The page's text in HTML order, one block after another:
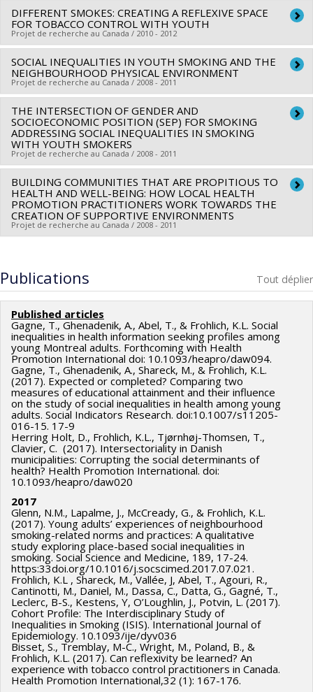
Mark Daniel ,Cara Tannenbaum, Éric Lacourse ,Marie-
France Raynault ,Jean-Pierre Bonin,Patrice Jalette
Stéphane Moulin,Brahim Boudarbat,Victor Haines,
Stéphane Guay, Simona Bignami, Sylvana Côté,Aline
Drapeau,Katherine Frohlich,Solène Lardoux,
Crespo,Jean-Michel Cousineau,Leroy Stone,Paul Bernard
, Jake Murdoch, Évelyne Lapierre-Adamcyk
Brodeur,Francois Vaillancourt,Jacqueline Oxman-Martinez
William Coffey,Dietlind Stolle, Alain Brunet
Katherine Gray-Donald,Gilles Paradis,Alain Vanasse,
Benoît Laplante,Éric Latimer,Annette Majnemer, Frédéric
Lesemann,Patrick Marier,Jean Caron,Jorgen Hansen,
Robert O Pihl,Céline Le Bourdais,Sylvain Bourdon
Jacques Ledent,Damaris Rose,Nong Zhu,Benoit Dostie,
Zoccolillo ,
Sewitch,Giovani Burgos,Hope Weiler,Marie Robert,
Michel Laroche,Petr Hanel,Mario Fortin,Daniel Parent
Michel Préville,Carmen Dionne,Elmustapha Najem,John
Lynch,Lindsey John,Paul Makdissi,John Penrod,Lucie
Morin, Martine Hébert ,Guy Lacroix, Philip Merrigan
Marie-Christine Saint-Jacques,Richard Marcoux,Pierre
Doray,Simon Langlois,Catherine Des Rivières-Pigeon,
Guy Fréchet,
Duhaime,Bernard Fortin,Louis-Paul Rivest,Bruce Shearer
,Marius Thériault,Charles Bellemare,Pierre Ouellette
Rebecca Fuhrer,Robert Pampalon
Drouilly
,Katherine Lippel,Nicolas Marceau,André Marchand
Karen Messing, Jocelyne Morin,Christa Japel,Nathalie
Bigras,Étienne Wasmer,Yves Lecomte,Jean-Marie
Boisvert,Jocelyne Giasson,Lise St-Laurent,Marc Van
Audenrode, Richard Shearmur,Denis Harrisson,Mircea
Vultur, Amélie Quesnel Vallée,Rober Platt,Michel Boivin
Sources de financement :FRQSC/Fonds de recherche du
Québec - Société et culture (FQRSC)
Programmes de subvention :PV129894-(RG) Programme
Regroupements stratégiques
santé du Canada
Programmes de subvention :PVXX5647-(MOP) Subvention
de fonctionnement incluant les subventions de
fonctionnement programmatiques (général)
Chercheur principal : Katherine Frohlich
Sources de financement :IRSC/Instituts de recherche en
santé du Canada
Programmes de subvention :PVXXXXXX-(MSH) Bourses de
nouveaux chercheurs
DIFFERENT SMOKES: CREATING A REFLEXIVE SPACE
FOR TOBACCO CONTROL WITH YOUTH
Projet de recherche au Canada / 2010 - 2012
Chercheur principal : Katherine Frohlich
SOCIAL INEQUALITIES IN YOUTH SMOKING AND THE
NEIGHBOURHOOD PHYSICAL ENVIRONMENT
Projet de recherche au Canada / 2008 - 2011
Chercheur principal : Katherine Frohlich
THE INTERSECTION OF GENDER AND
SOCIOECONOMIC POSITION (SEP) FOR SMOKING
ADDRESSING SOCIAL INEQUALITIES IN SMOKING
WITH YOUTH SMOKERS
Projet de recherche au Canada / 2008 - 2011
Chercheur principal : Katherine Frohlich
BUILDING COMMUNITIES THAT ARE PROPITIOUS TO
HEALTH AND WELL-BEING: HOW LOCAL HEALTH
PROMOTION PRACTITIONERS WORK TOWARDS THE
CREATION OF SUPPORTIVE ENVIRONMENTS
Projet de recherche au Canada / 2008 - 2011
Publications Tout déplier
Published articles
Gagne, T., Ghenadenik, A., Abel, T., & Frohlich, K.L. Social
inequalities in health information seeking profiles among
young Montreal adults. Forthcoming with Health
Promotion International doi: 10.1093/heapro/daw094.
Gagne, T., Ghenadenik, A., Shareck, M., & Frohlich, K.L.
(2017). Expected or completed? Comparing two
measures of educational attainment and their influence
on the study of social inequalities in health among young
adults. Social Indicators Research. doi:10.1007/s11205-
016-15. 17-9
Herring Holt, D., Frohlich, K.L., Tjørnhøj-Thomsen, T.,
Clavier, C. (2017). Intersectoriality in Danish
municipalities: Corrupting the social determinants of
health? Health Promotion International. doi:
10.1093/heapro/daw020
2017
Glenn, N.M., Lapalme, J., McCready, G., & Frohlich, K.L.
(2017). Young adults’ experiences of neighbourhood
smoking-related norms and practices: A qualitative
study exploring place-based social inequalities in
smoking. Social Science and Medicine, 189, 17-24.
https:33doi.org/10.1016/j.socscimed.2017.07.021.
Frohlich, K.L , Shareck, M., Vallée, J, Abel, T., Agouri, R.,
Cantinotti, M., Daniel, M., Dassa, C., Datta, G., Gagné, T.,
Leclerc, B-S., Kestens, Y, O’Loughlin, J., Potvin, L. (2017).
Cohort Profile: The Interdisciplinary Study of
Inequalities in Smoking (ISIS). International Journal of
Epidemiology. 10.1093/ije/dyv036
Bisset, S., Tremblay, M-C., Wright, M., Poland, B., &
Frohlich, K.L. (2017). Can reflexivity be learned? An
experience with tobacco control practitioners in Canada.
Health Promotion International,32 (1): 167-176.